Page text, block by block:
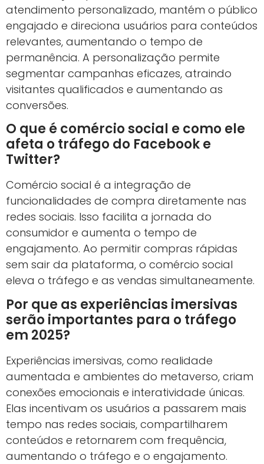
atendimento personalizado, mantém o público
engajado e direciona usuários para conteúdos
relevantes, aumentando o tempo de
permanência. A personalização permite
segmentar campanhas eficazes, atraindo
visitantes qualificados e aumentando as
conversões.
O que é comércio social e como ele
afeta o tráfego do Facebook e
Twitter?
Comércio social é a integração de
funcionalidades de compra diretamente nas
redes sociais. Isso facilita a jornada do
consumidor e aumenta o tempo de
engajamento. Ao permitir compras rápidas
sem sair da plataforma, o comércio social
eleva o tráfego e as vendas simultaneamente.
Por que as experiências imersivas
serão importantes para o tráfego
em 2025?
Experiências imersivas, como realidade
aumentada e ambientes do metaverso, criam
conexões emocionais e interatividade únicas.
Elas incentivam os usuários a passarem mais
tempo nas redes sociais, compartilharem
conteúdos e retornarem com frequência,
aumentando o tráfego e o engajamento.